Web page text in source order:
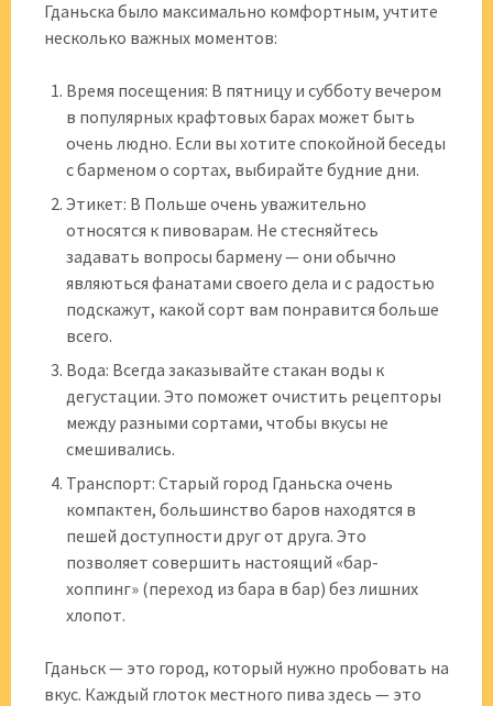
Гданьска было максимально комфортным, учтите
несколько важных моментов:
Время посещения: В пятницу и субботу вечером
в популярных крафтовых барах может быть
очень людно. Если вы хотите спокойной беседы
с барменом о сортах, выбирайте будние дни.
Этикет: В Польше очень уважительно
относятся к пивоварам. Не стесняйтесь
задавать вопросы бармену — они обычно
являються фанатами своего дела и с радостью
подскажут, какой сорт вам понравится больше
всего.
Вода: Всегда заказывайте стакан воды к
дегустации. Это поможет очистить рецепторы
между разными сортами, чтобы вкусы не
смешивались.
Транспорт: Старый город Гданьска очень
компактен, большинство баров находятся в
пешей доступности друг от друга. Это
позволяет совершить настоящий «бар-
хоппинг» (переход из бара в бар) без лишних
хлопот.
Гданьск — это город, который нужно пробовать на
вкус. Каждый глоток местного пива здесь — это